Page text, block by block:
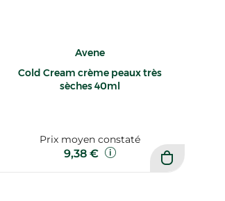
Avene
Cold Cream crème peaux très
sèches 40ml
Prix moyen constaté
9,38 €